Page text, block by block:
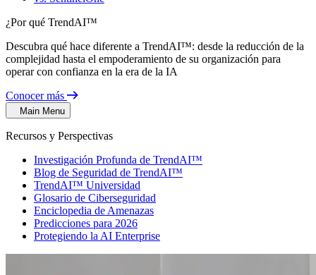
¿Por qué TrendAI™
Descubra qué hace diferente a TrendAI™: desde la reducción de la
complejidad hasta el empoderamiento de su organización para
operar con confianza en la era de la IA
Conocer más
Main Menu
Recursos y Perspectivas
Investigación Profunda de TrendAI™
Blog de Seguridad de TrendAI™
TrendAI™ Universidad
Glosario de Ciberseguridad
Enciclopedia de Amenazas
Predicciones para 2026
Protegiendo la AI Enterprise